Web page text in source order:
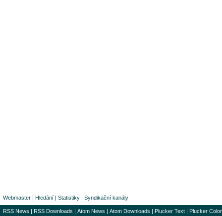
Webmaster | Hledání | Statistiky | Syndikační kanály
RSS News | RSS Downloads | Atom News | Atom Downloads | Plucker Text | Plucker Color